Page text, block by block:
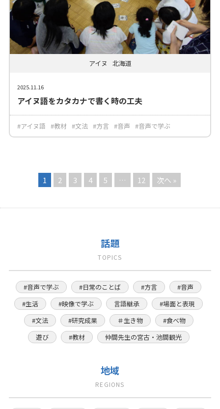
アイヌ 北海道
2025.11.16
アイヌ語をカタカナで書く時の工夫
#アイヌ語 #教材 #文法 #方言 #音声 #音声で学ぶ
1 2 3 4 5 … 12 次へ »
話題
TOPICS
#音声で学ぶ #日常のことば #方言
#音声
#生活
#映像で学ぶ 言語継承
#場面と表現
#文法
#研究成果 ＃生き物
#食べ物
遊び
#教材 仲間先生の宮古・池間観光
地域
REGIONS